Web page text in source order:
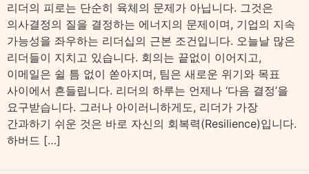
리더의 피로는 단순히 육체의 문제가 아닙니다. 그것은
의사결정의 질을 결정하는 에너지의 문제이며, 기업의 지속
가능성을 좌우하는 리더십의 근본 조건입니다. 오늘날 많은
리더들이 지치고 있습니다. 회의는 끝없이 이어지고,
이메일은 쉴 틈 없이 쏟아지며, 팀은 새로운 위기와 목표
사이에서 흔들립니다. 리더의 하루는 언제나 ‘다음 결정’을
요구받습니다. 그러나 아이러니하게도, 리더가 가장
간과하기 쉬운 것은 바로 자신의 회복력(Resilience)입니다.
하버드 […]